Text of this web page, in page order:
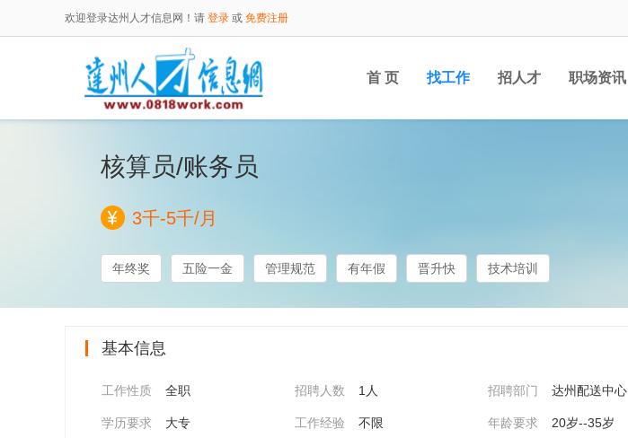
欢迎登录达州人才信息网！请 登录 或 免费注册
首 页 找工作 招人才 职场资讯
核算员/账务员
3千-5千/月
年终奖 五险一金 管理规范 有年假 晋升快 技术培训
基本信息
工作性质 全职 招聘人数 1人 招聘部门 达州配送中心
学历要求 大专 工作经验 不限 年龄要求 20岁--35岁